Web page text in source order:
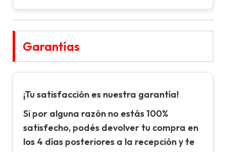
Garantías
¡Tu satisfacción es nuestra garantía!
Si por alguna razón no estás 100%
satisfecho, podés devolver tu compra en
los 4 días posteriores a la recepción y te